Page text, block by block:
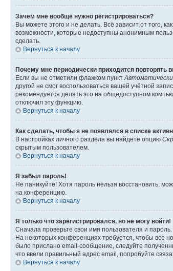
Зачем мне вообще нужно регистрироваться?
Вы можете этого и не делать. Всё зависит от того,
возможности, которые недоступны анонимным
сделать.
Вернуться к началу
Почему мне периодически приходится повторять
Если вы не отметили флажком пункт
другой не смог воспользоваться вашей учётной
рекомендуется делать это на общедоступном
отключил эту функцию.
Вернуться к началу
Как сделать, чтобы я не появлялся в списке
В настройках личного раздела вы найдете опцию
скрытым пользователем.
Вернуться к началу
Я забыл пароль!
Не паникуйте! Хотя пароль нельзя восстановить,
на конференцию.
Вернуться к началу
Я только что зарегистрировался, но не могу войти!
Сначала проверьте свои имя пользователя и
На некоторых конференциях требуется, чтобы все
было прислано email-сообщение, следуйте
что ввели правильный адрес email, попробуйте
Вернуться к началу